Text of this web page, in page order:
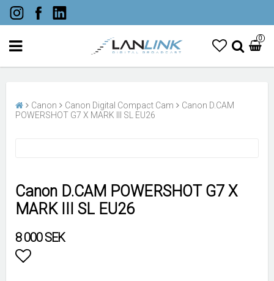
0
Canon Canon Digital Compact Cam
Canon D.CAM
POWERSHOT G7 X MARK III SL EU26
Canon D.CAM POWERSHOT G7 X
MARK III SL EU26
8 000 SEK